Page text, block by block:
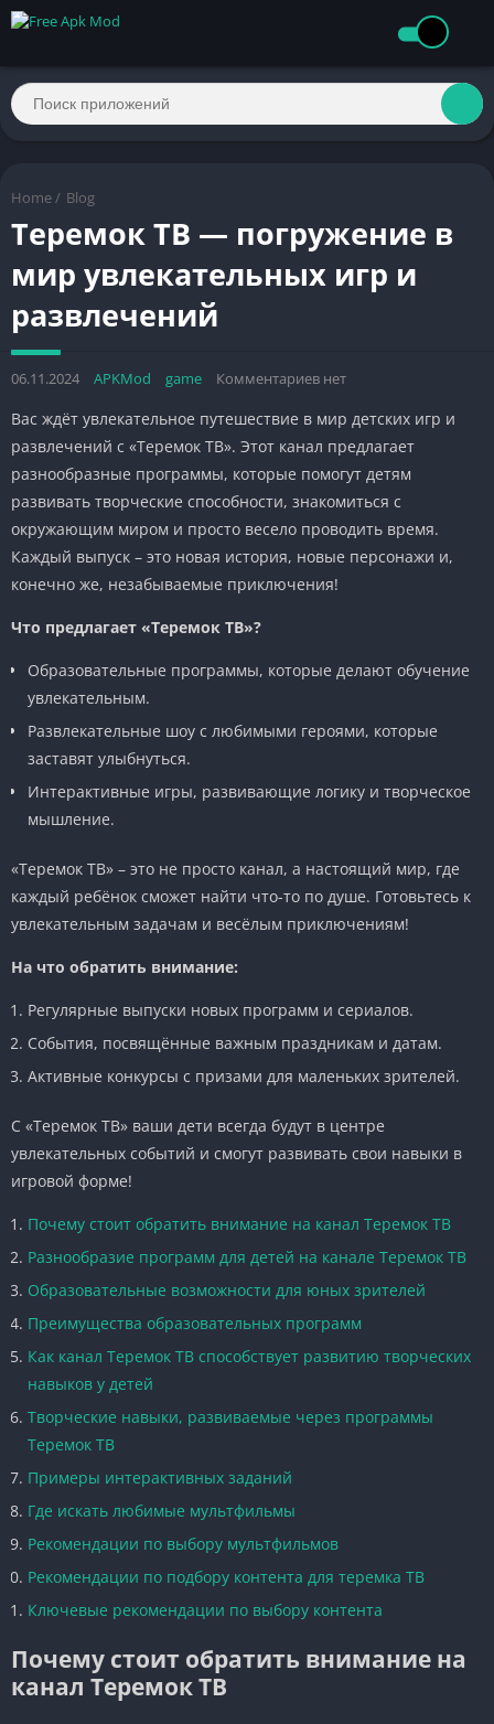
Home / Blog
Теремок ТВ — погружение в
мир увлекательных игр и
развлечений
06.11.2024 APKMod game Комментариев нет
Вас ждёт увлекательное путешествие в мир детских игр и
развлечений с «Теремок ТВ». Этот канал предлагает
разнообразные программы, которые помогут детям
развивать творческие способности, знакомиться с
окружающим миром и просто весело проводить время.
Каждый выпуск – это новая история, новые персонажи и,
конечно же, незабываемые приключения!
Что предлагает «Теремок ТВ»?
Образовательные программы, которые делают обучение
увлекательным.
Развлекательные шоу с любимыми героями, которые
заставят улыбнуться.
Интерактивные игры, развивающие логику и творческое
мышление.
«Теремок ТВ» – это не просто канал, а настоящий мир, где
каждый ребёнок сможет найти что-то по душе. Готовьтесь к
увлекательным задачам и весёлым приключениям!
На что обратить внимание:
Регулярные выпуски новых программ и сериалов.
События, посвящённые важным праздникам и датам.
Активные конкурсы с призами для маленьких зрителей.
С «Теремок ТВ» ваши дети всегда будут в центре
увлекательных событий и смогут развивать свои навыки в
игровой форме!
Почему стоит обратить внимание на канал Теремок ТВ
Разнообразие программ для детей на канале Теремок ТВ
Образовательные возможности для юных зрителей
Преимущества образовательных программ
Как канал Теремок ТВ способствует развитию творческих
навыков у детей
Творческие навыки, развиваемые через программы
Теремок ТВ
Примеры интерактивных заданий
Где искать любимые мультфильмы
Рекомендации по выбору мультфильмов
Рекомендации по подбору контента для теремка ТВ
Ключевые рекомендации по выбору контента
Почему стоит обратить внимание на
канал Теремок ТВ